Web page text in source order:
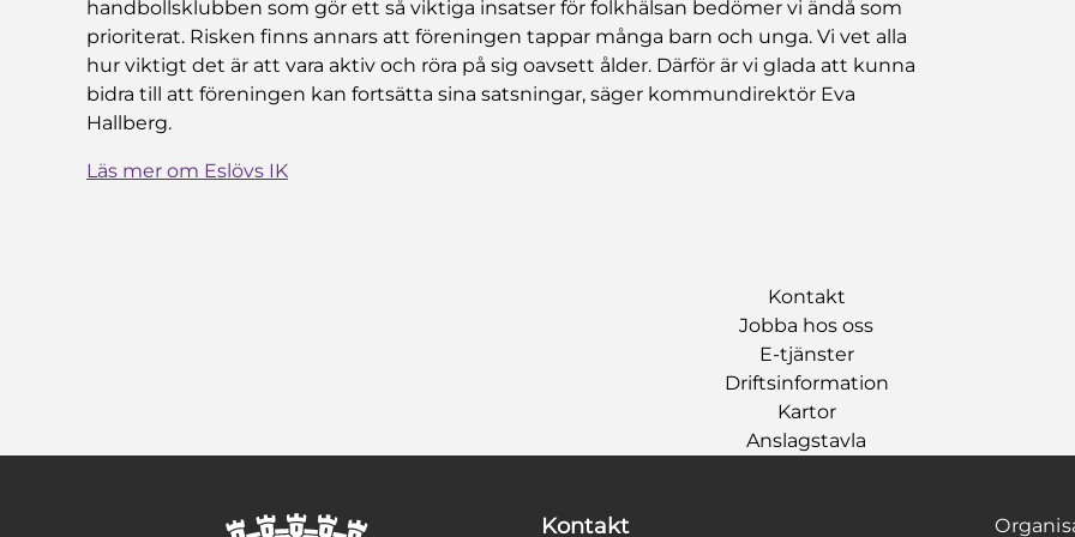
handbollsklubben som gör ett så viktiga insatser för folkhälsan bedömer vi ändå som
prioriterat. Risken finns annars att föreningen tappar många barn och unga. Vi vet alla
hur viktigt det är att vara aktiv och röra på sig oavsett ålder. Därför är vi glada att kunna
bidra till att föreningen kan fortsätta sina satsningar, säger kommundirektör Eva
Hallberg.
Läs mer om Eslövs IK
Kontakt
Jobba hos oss
E-tjänster
Driftsinformation
Kartor
Anslagstavla
Kontakt